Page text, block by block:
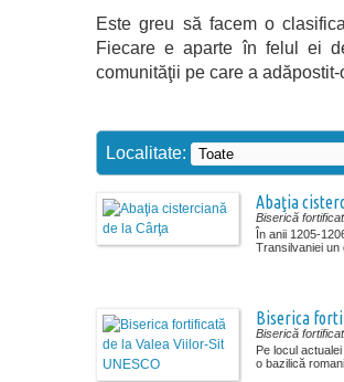
Este greu să facem o
Fiecare e aparte în felul ei
comunităţii pe care a
Localitate:
Abaţia
Biserică
În anii 1205-
Transilvaniei un
Biserica
Biserică
Pe locul
o bazilică